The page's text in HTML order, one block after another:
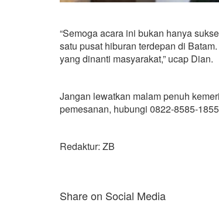
“Semoga acara ini bukan hanya
satu pusat hiburan terdepan di
yang dinanti masyarakat,” ucap Dian.
Jangan lewatkan malam penuh
pemesanan, hubungi 0822-8585-
Redaktur: ZB
Share on Social Media